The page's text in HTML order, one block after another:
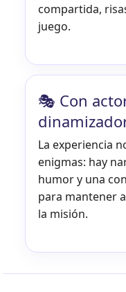
compartida,
juego.
🎭 Con
La experiencia
enigmas: hay
humor y una
para mantener
la misión.